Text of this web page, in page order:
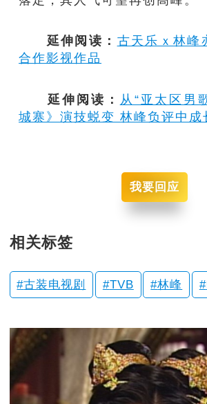
延伸阅读： 古天乐ｘ林峰
合作影视作品
延伸阅读： 从“亚太区男
城寨》演技蜕变 林峰负评中成
我要回应
相关标签
古装电视剧 TVB 林峰